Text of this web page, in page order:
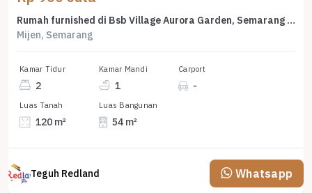
Rumah furnished di Bsb Village Aurora Garden, Semarang Lk 5368
Mijen, Semarang
Kamar Tidur
2
Kamar Mandi
1
Carport
-
Luas Tanah
120 m²
Luas Bangunan
54 m²
Teguh Redland Whatsapp